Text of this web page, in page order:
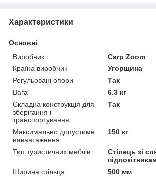
Характеристики
Основні
Виробник
Carp Zoom
Країна виробник
Угорщина
Регульовані опори
Так
Вага
6.3 кг
Складна конструкція для
зберігання і
транспортування
Так
Максимально допустиме
навантаження
150 кг
Тип туристичних меблів
Стілець зі
Ширина стільця
500 мм